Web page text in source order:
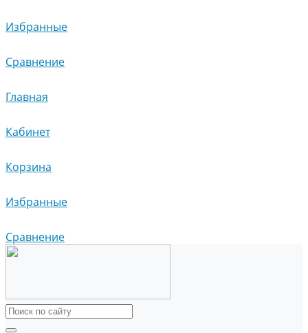
Избранные
Сравнение
Главная
Кабинет
Корзина
Избранные
Сравнение